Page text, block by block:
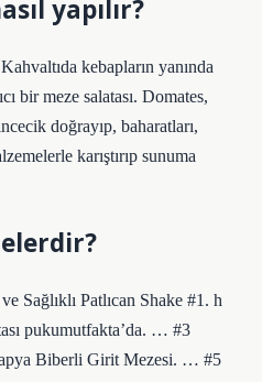
yapılır?
kebapların yanında
bir meze salatası. Domates,
doğrayıp, baharatları,
karıştırıp sunuma
Sağlıklı Patlıcan Shake #1. h
pukumutfakta’da. … #3
Biberli Girit Mezesi. … #5